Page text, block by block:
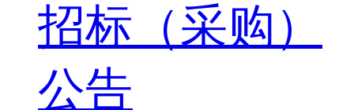
招标（采购）
公告